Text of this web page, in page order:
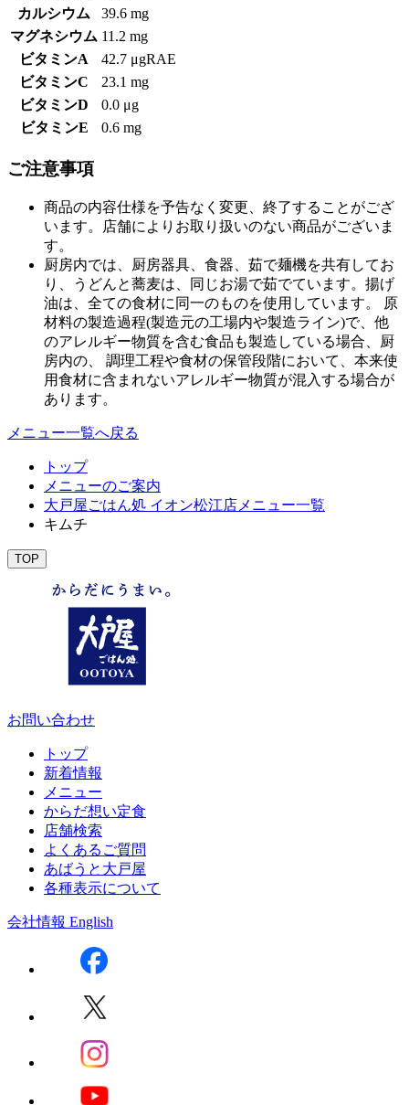
カルシウム
39.6 mg
マグネシウム 11.2 mg
ビタミンA
42.7 μgRAE
ビタミンC
23.1 mg
ビタミンD
0.0 μg
ビタミンE
0.6 mg
ご注意事項
商品の内容仕様を予告なく変更、終了することがござ
います。店舗によりお取り扱いのない商品がございま
す。
厨房内では、厨房器具、食器、茹で麺機を共有してお
り、うどんと蕎麦は、同じお湯で茹でています。揚げ
油は、全ての食材に同一のものを使用しています。 原
材料の製造過程(製造元の工場内や製造ライン)で、他
のアレルギー物質を含む食品も製造している場合、厨
房内の、 調理工程や食材の保管段階において、本来使
用食材に含まれないアレルギー物質が混入する場合が
あります。
メニュー一覧へ戻る
トップ
メニューのご案内
大戸屋ごはん処 イオン松江店メニュー一覧
キムチ
TOP
お問い合わせ
トップ
新着情報
メニュー
からだ想い定食
店舗検索
よくあるご質問
あばうと大戸屋
各種表示について
会社情報 English